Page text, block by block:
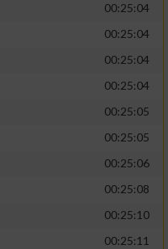
00:25:04
00:25:04
00:25:04
00:25:04
00:25:05
00:25:05
00:25:06
00:25:08
00:25:10
00:25:11